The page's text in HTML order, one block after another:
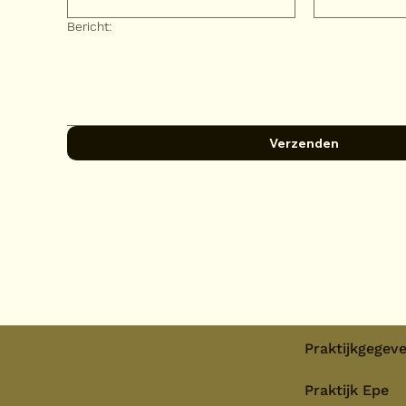
Bericht:
Verzenden
Praktijk Epe